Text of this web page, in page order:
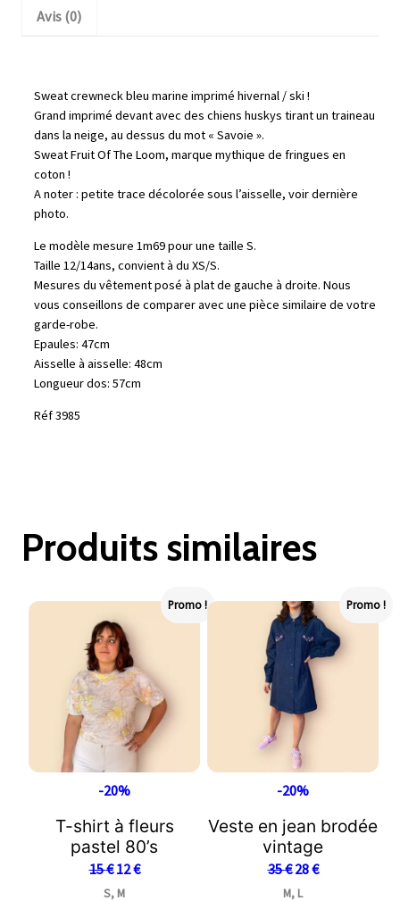
Avis (0)
Sweat crewneck bleu marine imprimé hivernal / ski !
Grand imprimé devant avec des chiens huskys tirant un traineau
dans la neige, au dessus du mot « Savoie ».
Sweat Fruit Of The Loom, marque mythique de fringues en
coton !
A noter : petite trace décolorée sous l’aisselle, voir dernière
photo.
Le modèle mesure 1m69 pour une taille S.
Taille 12/14ans, convient à du XS/S.
Mesures du vêtement posé à plat de gauche à droite. Nous
vous conseillons de comparer avec une pièce similaire de votre
garde-robe.
Epaules: 47cm
Aisselle à aisselle: 48cm
Longueur dos: 57cm
Réf 3985
Produits similaires
Promo !
-20%
T-shirt à fleurs
pastel 80’s
15€ 12€
S, M
Promo !
-20%
Veste en jean brodée
vintage
35€ 28€
M, L